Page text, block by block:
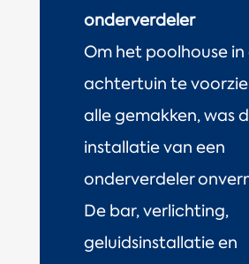
onderverdeler
Om het poolhouse in
achtertuin te
alle gemakken, was
installatie van een
onderverdeler
De bar, verlichting,
geluidsinstallatie en